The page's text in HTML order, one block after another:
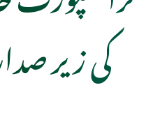
کی زیر